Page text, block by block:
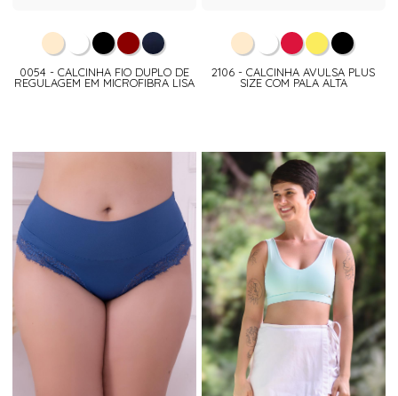
0054 - CALCINHA FIO DUPLO DE
REGULAGEM EM MICROFIBRA LISA
2106 - CALCINHA AVULSA PLUS
SIZE COM PALA ALTA